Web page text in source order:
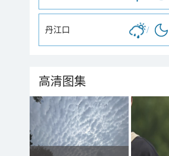
丹江口 /
高清图集